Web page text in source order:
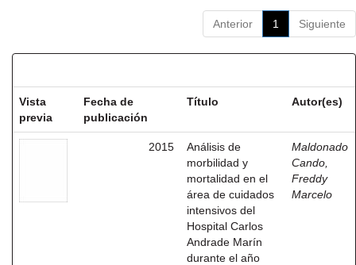
Anterior 1 Siguiente
Vista
previa
Fecha de
publicación
Título Autor(es)
2015
Análisis de
morbilidad y
mortalidad en el
área de cuidados
intensivos del
Hospital Carlos
Andrade Marín
durante el año
Maldonado
Cando,
Freddy
Marcelo